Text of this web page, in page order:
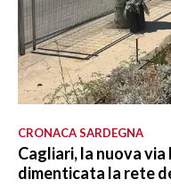
CRONACA SARDEGNA
Cagliari, la nuova via
dimenticata la rete